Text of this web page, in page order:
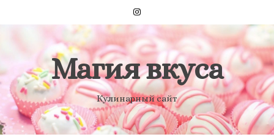
Магия вкуса
Кулинарный сайт